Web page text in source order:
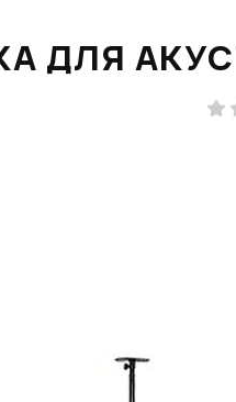
ДЛЯ